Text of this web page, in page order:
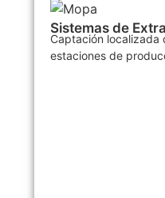
Sistemas de
Captación localizada
estaciones de